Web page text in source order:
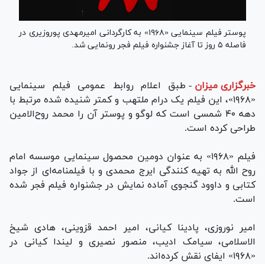
پوستر فیلم سینمایی «۱۹۶۸» به کارگردانی امیرمهدی پوروزیری در
فاصله ۵ روز تا آغاز جشنواره فیلم فجر رونمایی شد.
خبرگزاری میزان - طبق اعلام روابط عمومی فیلم سینمایی
«۱۹۶۸»، این فیلم یک درام ملتهب و کمتر شنیده شده مرتبط با
دهه ۴۰ شمسی است که لوگو و پوستر آن را محمد روح‌الامین
طراحی کرده است.
فیلم «۱۹۶۸» به عنوان دومین محصول سینمایی موسسه امام
روح الله به تهیه کنندگی ایرج محمدی و با فیلمنامه‌ای از جواد
کتابی و داوود گنجوی آماده نمایش در جشنواره فیلم فجر شده
است.
امیر نوروزی، پادینا کیانی، امیر احمد قزوینی، هادی شیخ
الاسلامی، سیامک ادیب، منصور نصیری و لیندا کیانی در
«۱۹۶۸» ایفای نقش کرده‌اند.